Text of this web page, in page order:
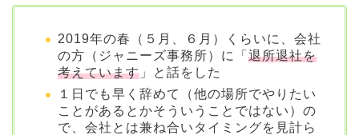
2019年の春（５月、６月）くらいに、会社
の方（ジャニーズ事務所）に「 退所退社を
考えています 」と話をした
１日でも早く辞めて（他の場所でやりたい
ことがあるとかそういうことではない）の
で、会社とは兼ね合いタイミングを見計ら